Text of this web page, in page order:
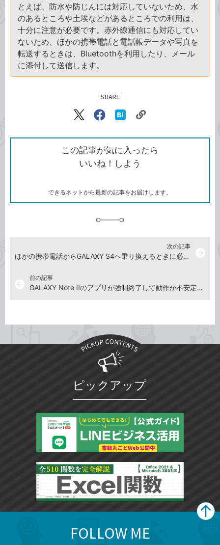
とえば、防水や防じんには対応していないため、水
のあるところや土埃などがあるところでの利用は、
十分に注意が必要です。赤外線通信にも対応してい
ないため、ほかの携帯電話と電話帳データや写真を
転送するときは、Bluetoothを利用したり、メール
に添付して送信します。
SHARE
X（旧
で
シ
ェ
ア
Facebook
シ
ェ
ア
な
ブ
ッ
ク
ク
ク
を
コ
この記事が気に入ったら
いいね！しよう
できるネットから最新の記事をお届けします。
前の記事
GALAXY Note IIのアプリが強制終了して動作が不安定なときは
次の記事
ほかの携帯電話からGALAXY S4へ乗り換えるときに必要なことを確認しよう
ピックアップ
FOLLOW ME